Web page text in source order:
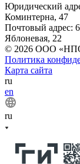
Юридический
Коминтерна, 47
Почтовый адрес:
Яблоневая, 22
© 2026 ООО «НПО
Политика
Карта сайта
ru
en
ru